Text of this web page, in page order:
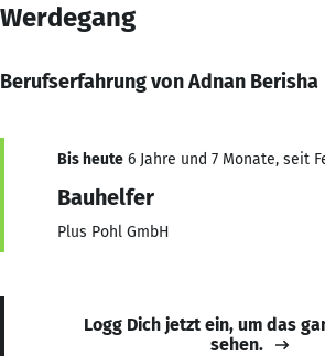
Werdegang
Berufserfahrung von Adnan Berisha
Bis heute 6 Jahre und 7 Monate, seit
Bauhelfer
Plus Pohl GmbH
Logg Dich jetzt ein, um das
sehen.